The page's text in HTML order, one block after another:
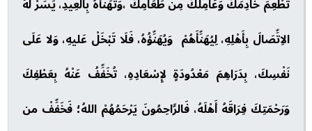
الاِتِّصَالَ بِأَهْلِهِ، لِيُهَنِّأَهُمْ وَيُهَنِّؤُهُ، فَلَا تَبْخَلْ عَليهِ، وَلا عَلَى
نَفْسِكَ، بِدَرَاهِمَ مَعْدُودَةٍ لإِسْعَادِهِ، تُخَفِّفُ عَنْهُ بِعَطْفِكَ
وَرَحْمَتِكَ فِرَاقَهُ أَهْلَهُ، فَالرَّاحِمُونَ يَرْحَمُهُمْ اللهُ؛ فَخَفِّفْ من